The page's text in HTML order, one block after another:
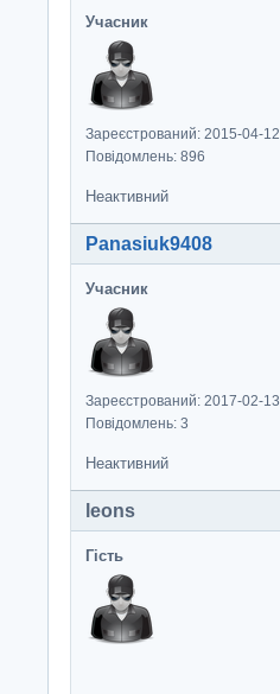
Учасник
Зареєстрований: 2015-04-12
Повідомлень: 896
Неактивний
Panasiuk9408
Учасник
Зареєстрований: 2017-02-13
Повідомлень: 3
Неактивний
leons
Гість